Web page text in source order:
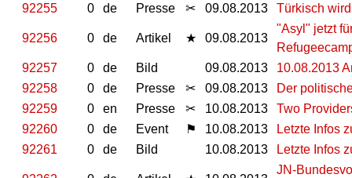
92255
0 de Presse ✂ 09.08.2013 Türkisch
92256 0 de Artikel ★ 09.08.2013
"Asyl" jetzt
92257
0 de Bild 09.08.2013
10.08.2013
92258
0 de Presse ✂ 09.08.2013
Der
92259
0 en Presse ✂ 10.08.2013
Two
92260
0 de Event ⚑ 10.08.2013
Letzte Infos
92261
0 de Bild 10.08.2013 Letzte Infos
JN-